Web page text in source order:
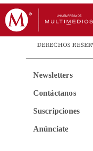
DERECHOS
Newsletters
Contáctanos
Suscripciones
Anúnciate